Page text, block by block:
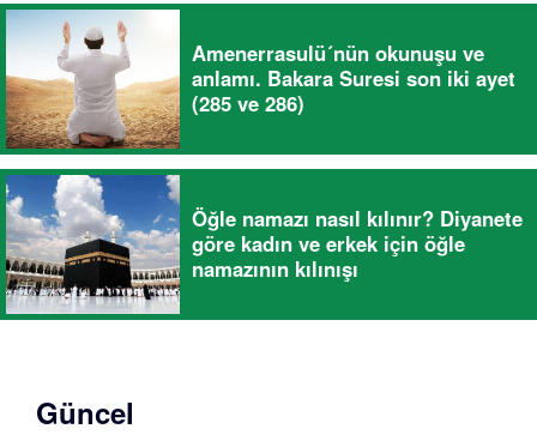
Amenerrasulü´nün okunuşu ve
anlamı. Bakara Suresi son iki ayet
(285 ve 286)
Öğle namazı nasıl kılınır? Diyanete
göre kadın ve erkek için öğle
namazının kılınışı
Güncel